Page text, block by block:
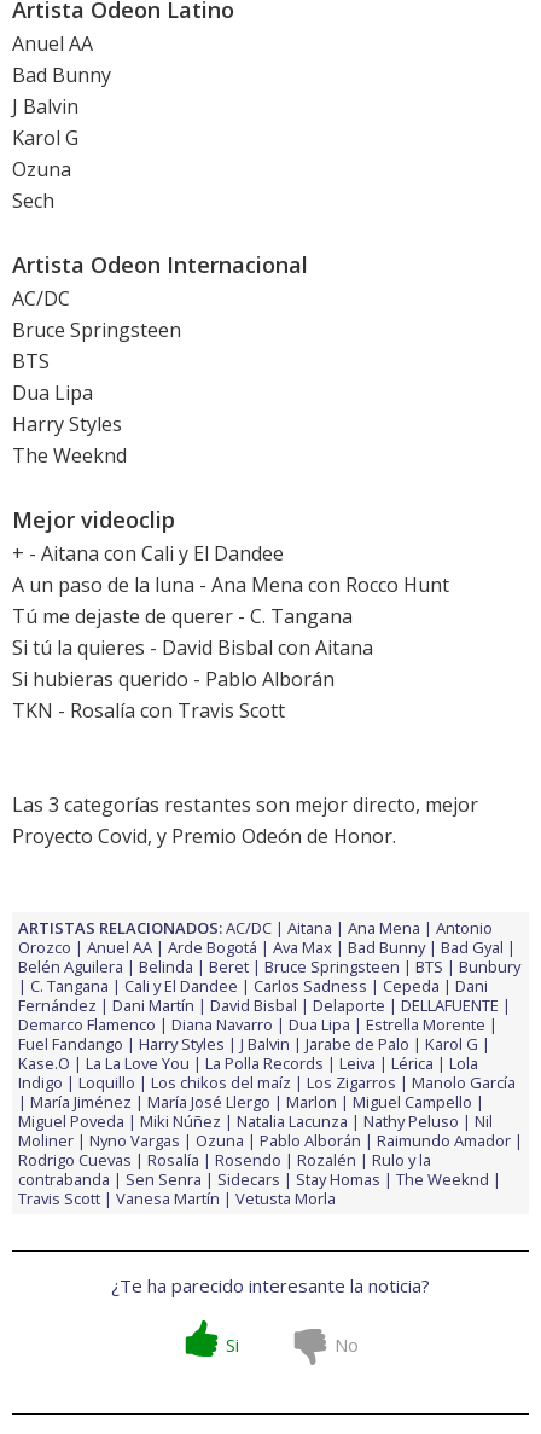
Artista Odeon Latino
Anuel AA
Bad Bunny
J Balvin
Karol G
Ozuna
Sech
Artista Odeon Internacional
AC/DC
Bruce Springsteen
BTS
Dua Lipa
Harry Styles
The Weeknd
Mejor videoclip
+ - Aitana con Cali y El Dandee
A un paso de la luna - Ana Mena con Rocco Hunt
Tú me dejaste de querer - C. Tangana
Si tú la quieres - David Bisbal con Aitana
Si hubieras querido - Pablo Alborán
TKN - Rosalía con Travis Scott
Las 3 categorías restantes son mejor directo, mejor
Proyecto Covid, y Premio Odeón de Honor.
ARTISTAS RELACIONADOS:AC/DC Aitana Ana Mena
Antonio
Orozco
Anuel AA Arde Bogotá Ava Max Bad Bunny
Bad Gyal
Belén Aguilera
Belinda Beret Bruce Springsteen BTS
Bunbury
C. Tangana
Cali y El Dandee Carlos Sadness Cepeda
Dani
Fernández
Dani Martín David Bisbal Delaporte
DELLAFUENTE
Demarco Flamenco
Diana Navarro Dua Lipa
Estrella Morente
Fuel Fandango
Harry Styles J Balvin Jarabe de Palo
Karol G
Kase.O
La La Love You La Polla Records Leiva Lérica
Lola
Indigo
Loquillo Los chikos del maíz Los Zigarros
Manolo García
María Jiménez
María José Llergo Marlon
Miguel Campello
Miguel Poveda
Miki Núñez Natalia Lacunza Nathy Peluso
Nil
Moliner
Nyno Vargas Ozuna Pablo Alborán
Raimundo Amador
Rodrigo Cuevas
Rosalía Rosendo Rozalén
Rulo y la
contrabanda
Sen Senra Sidecars Stay Homas
The Weeknd
Travis Scott
Vanesa Martín Vetusta Morla
¿Te ha parecido interesante la noticia?
Si No